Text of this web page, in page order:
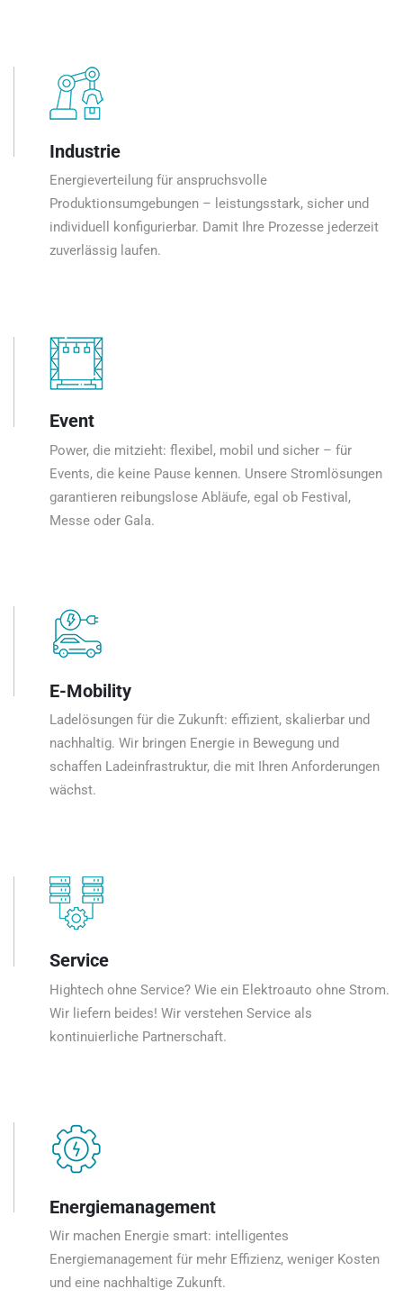
Industrie
Energieverteilung für anspruchsvolle
Produktionsumgebungen – leistungsstark, sicher und
individuell konfigurierbar. Damit Ihre Prozesse jederzeit
zuverlässig laufen.
Event
Power, die mitzieht: flexibel, mobil und sicher – für
Events, die keine Pause kennen. Unsere Stromlösungen
garantieren reibungslose Abläufe, egal ob Festival,
Messe oder Gala.
E-Mobility
Ladelösungen für die Zukunft: effizient, skalierbar und
nachhaltig. Wir bringen Energie in Bewegung und
schaffen Ladeinfrastruktur, die mit Ihren Anforderungen
wächst.
Service
Hightech ohne Service? Wie ein Elektroauto ohne Strom.
Wir liefern beides! Wir verstehen Service als
kontinuierliche Partnerschaft.
Energiemanagement
Wir machen Energie smart: intelligentes
Energiemanagement für mehr Effizienz, weniger Kosten
und eine nachhaltige Zukunft.